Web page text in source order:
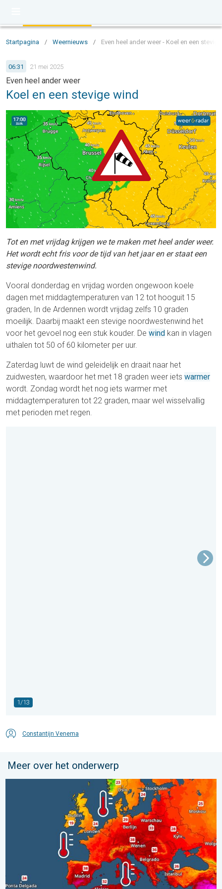
Startpagina / Weernieuws / Even heel ander weer - Koel en een
06:31 21 mei 2025
Even heel ander weer
Koel en een stevige wind
Tot en met vrijdag krijgen we te maken met heel ander weer.
Het wordt echt fris voor de tijd van het jaar en er staat een
stevige noordwestenwind.
Vooral donderdag en vrijdag worden ongewoon koele
dagen met middagtemperaturen van 12 tot hooguit 15
graden, In de Ardennen wordt vrijdag zelfs 10 graden
moeilijk. Daarbij maakt een stevige noordwestenwind het
voor het gevoel nog een stuk kouder. De wind kan in vlagen
uithalen tot 50 of 60 kilometer per uur.
Zaterdag luwt de wind geleidelijk en draait naar het
zuidwesten, waardoor het met 18 graden weer iets warmer
wordt. Zondag wordt het nog iets warmer met
middagtemperaturen tot 22 graden, maar wel wisselvallig
met perioden met regen.
1/13
Constantijn Venema
Meer over het onderwerp
Europese zeeën zijn ongewoon warm. Tot 30 graden. . .